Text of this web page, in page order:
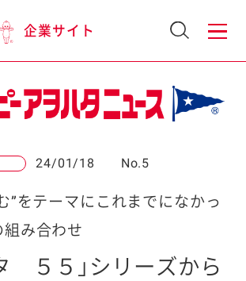
企業サイト
24/01/18 No.5
”をテーマにこれまでになかっ
み合わせ
５５」シリーズから